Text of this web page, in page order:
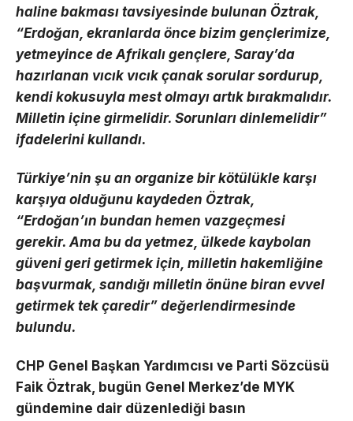
haline bakması tavsiyesinde bulunan Öztrak,
“Erdoğan, ekranlarda önce bizim gençlerimize,
yetmeyince de Afrikalı gençlere, Saray’da
hazırlanan vıcık vıcık çanak sorular sordurup,
kendi kokusuyla mest olmayı artık bırakmalıdır.
Milletin içine girmelidir. Sorunları dinlemelidir”
ifadelerini kullandı.
Türkiye’nin şu an organize bir kötülükle karşı
karşıya olduğunu kaydeden Öztrak,
“Erdoğan’ın bundan hemen vazgeçmesi
gerekir. Ama bu da yetmez, ülkede kaybolan
güveni geri getirmek için, milletin hakemliğine
başvurmak, sandığı milletin önüne biran evvel
getirmek tek çaredir” değerlendirmesinde
bulundu.
CHP Genel Başkan Yardımcısı ve Parti Sözcüsü
Faik Öztrak, bugün Genel Merkez’de MYK
gündemine dair düzenlediği basın